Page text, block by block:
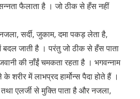
फैलाता है । जो ठीक से हँस नहीं
सर्दी, जुकाम, दमा पकड़ लेता है,
बदल जाती है । परंतु जो ठीक से हँस पाता
की ऩाँईं चमकता रहता है । भगवन्नाम
में लाभप्रद हार्मोन्स पैदा होते हैं ।
एलर्जी से मुक्ति पाता है और नजला,